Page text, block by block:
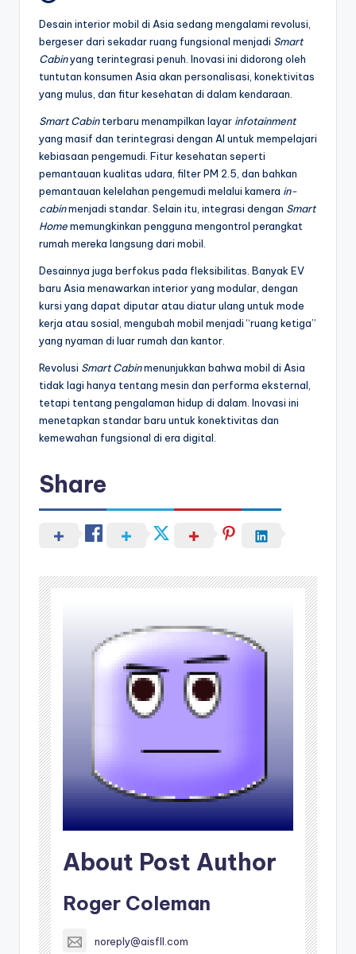
Desain interior mobil di Asia sedang mengalami revolusi,
bergeser dari sekadar ruang fungsional menjadi Smart
Cabinyang terintegrasi penuh. Inovasi ini didorong oleh
tuntutan konsumen Asia akan personalisasi, konektivitas
yang mulus, dan fitur kesehatan di dalam kendaraan.
Smart Cabinterbaru menampilkan layar infotainment
yang masif dan terintegrasi dengan AI untuk mempelajari
kebiasaan pengemudi. Fitur kesehatan seperti
pemantauan kualitas udara, filter PM 2.5, dan bahkan
pemantauan kelelahan pengemudi melalui kamera in-
cabinmenjadi standar. Selain itu, integrasi dengan Smart
Homememungkinkan pengguna mengontrol perangkat
rumah mereka langsung dari mobil.
Desainnya juga berfokus pada fleksibilitas. Banyak EV
baru Asia menawarkan interior yang modular, dengan
kursi yang dapat diputar atau diatur ulang untuk mode
kerja atau sosial, mengubah mobil menjadi “ruang ketiga”
yang nyaman di luar rumah dan kantor.
Revolusi Smart Cabinmenunjukkan bahwa mobil di Asia
tidak lagi hanya tentang mesin dan performa eksternal,
tetapi tentang pengalaman hidup di dalam. Inovasi ini
menetapkan standar baru untuk konektivitas dan
kemewahan fungsional di era digital.
Share
About Post Author
Roger Coleman
noreply@aisfll.com